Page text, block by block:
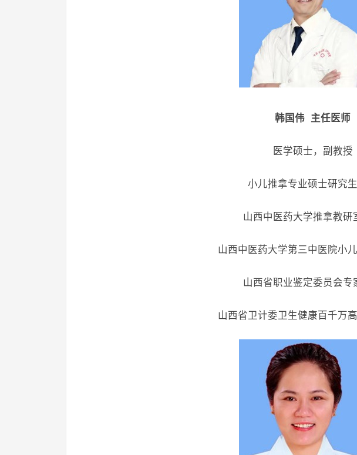
韩国伟 主任医师
医学硕士，副教授
小儿推拿专业硕士研究
山西中医药大学推拿教研
山西中医药大学第三中医院小
山西省职业鉴定委员会专
山西省卫计委卫生健康百千万